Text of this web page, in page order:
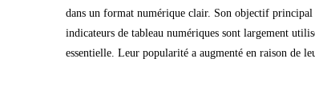
dans un format numérique clair. Son objectif principal
indicateurs de tableau numériques sont largement
essentielle. Leur popularité a augmenté en raison de